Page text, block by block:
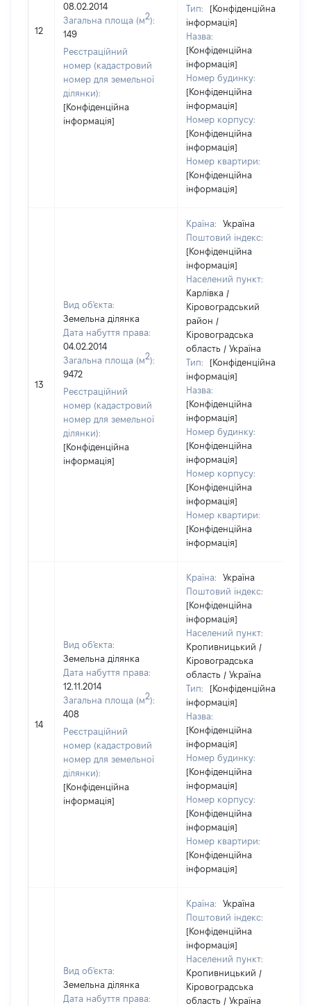
12
08.02.2014
Загальна площа (м2):
149
Реєстраційний
номер (кадастровий
номер для земельної
ділянки):
[Конфіденційна
інформація]
Тип:
[Конфіденційна
інформація]
Назва:
[Конфіденційна
інформація]
Номер будинку:
[Конфіденційна
інформація]
Номер корпусу:
[Конфіденційна
інформація]
Номер квартири:
[Конфіденційна
інформація]
13
Вид об'єкта:
Земельна ділянка
Дата набуття права:
04.02.2014
Загальна площа (м2):
9472
Реєстраційний
номер (кадастровий
номер для земельної
ділянки):
[Конфіденційна
інформація]
Країна:
Україна
Поштовий індекс:
[Конфіденційна
інформація]
Населений пункт:
Карлівка /
Кіровоградський
район /
Кіровоградська
область / Україна
Тип:
[Конфіденційна
інформація]
Назва:
[Конфіденційна
інформація]
Номер будинку:
[Конфіденційна
інформація]
Номер корпусу:
[Конфіденційна
інформація]
Номер квартири:
[Конфіденційна
інформація]
14
Вид об'єкта:
Земельна ділянка
Дата набуття права:
12.11.2014
Загальна площа (м2):
408
Реєстраційний
номер (кадастровий
номер для земельної
ділянки):
[Конфіденційна
інформація]
Країна:
Україна
Поштовий індекс:
[Конфіденційна
інформація]
Населений пункт:
Кропивницький /
Кіровоградська
область / Україна
Тип:
[Конфіденційна
інформація]
Назва:
[Конфіденційна
інформація]
Номер будинку:
[Конфіденційна
інформація]
Номер корпусу:
[Конфіденційна
інформація]
Номер квартири:
[Конфіденційна
інформація]
Вид об'єкта:
Земельна ділянка
Дата набуття права:
Країна:
Україна
Поштовий індекс:
[Конфіденційна
інформація]
Населений пункт:
Кропивницький /
Кіровоградська
область / Україна